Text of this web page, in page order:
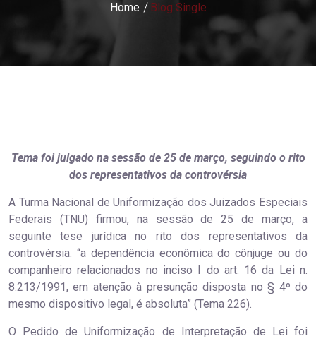
Home Blog Single
Tema foi julgado na sessão de 25 de março, seguindo o rito
dos representativos da controvérsia
A Turma Nacional de Uniformização dos Juizados Especiais
Federais (TNU) firmou, na sessão de 25 de março, a
seguinte tese jurídica no rito dos representativos da
controvérsia: “a dependência econômica do cônjuge ou do
companheiro relacionados no inciso I do art. 16 da Lei n.
8.213/1991, em atenção à presunção disposta no § 4º do
mesmo dispositivo legal, é absoluta” (Tema 226).
O Pedido de Uniformização de Interpretação de Lei foi